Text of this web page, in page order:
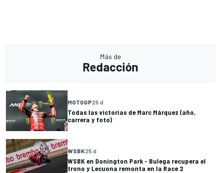
Más de
Redacción
MOTOGP25 d
Todas las victorias de Marc Márquez (año,
carrera y foto)
WSBK25 d
WSBK en Donington Park - Bulega recupera el
trono y Lecuona remonta en la Race 2